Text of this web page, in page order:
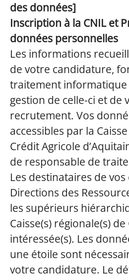
des données]
Inscription à la CNIL et
données personnelles
Les informations
de votre candidature,
traitement informatique
gestion de celle-ci et de
recrutement. Vos
accessibles par la
Crédit Agricole
de responsable de
Les destinataires de
Directions des
les supérieurs
Caisse(s) régionale(s)
intéressée(s). Les
une étoile sont
votre candidature. Le